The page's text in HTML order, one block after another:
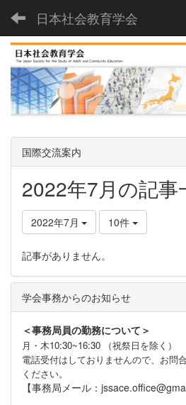
日本社会教育学会
国際交流案内
2022年7月の記事
2022年7月 10件
記事がありません。
学会事務からのお知らせ
＜事務局員の勤務について＞
月・木10:30~16:30 （祝祭日を除く）
電話受付はしておりませんので、お問
ください。
【事務局メール：